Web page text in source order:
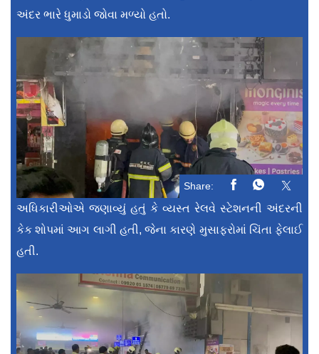
અંદર ભારે ધુમાડો જોવા મળ્યો હતો.
Share:
અધિકારીઓએ જણાવ્યું હતું કે વ્યસ્ત રેલવે સ્ટેશનની અંદરની
કેક શોપમાં આગ લાગી હતી, જેના કારણે મુસાફરોમાં ચિંતા ફેલાઈ
હતી.